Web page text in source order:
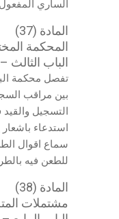
الساري
المادة (37)
المحكمة
الباب الثالث –
تفصل محكمة
بين مراقب
التسجيل
استدعاء
سماع اقوال
للطعن فيه
المادة (38)
مشتملات